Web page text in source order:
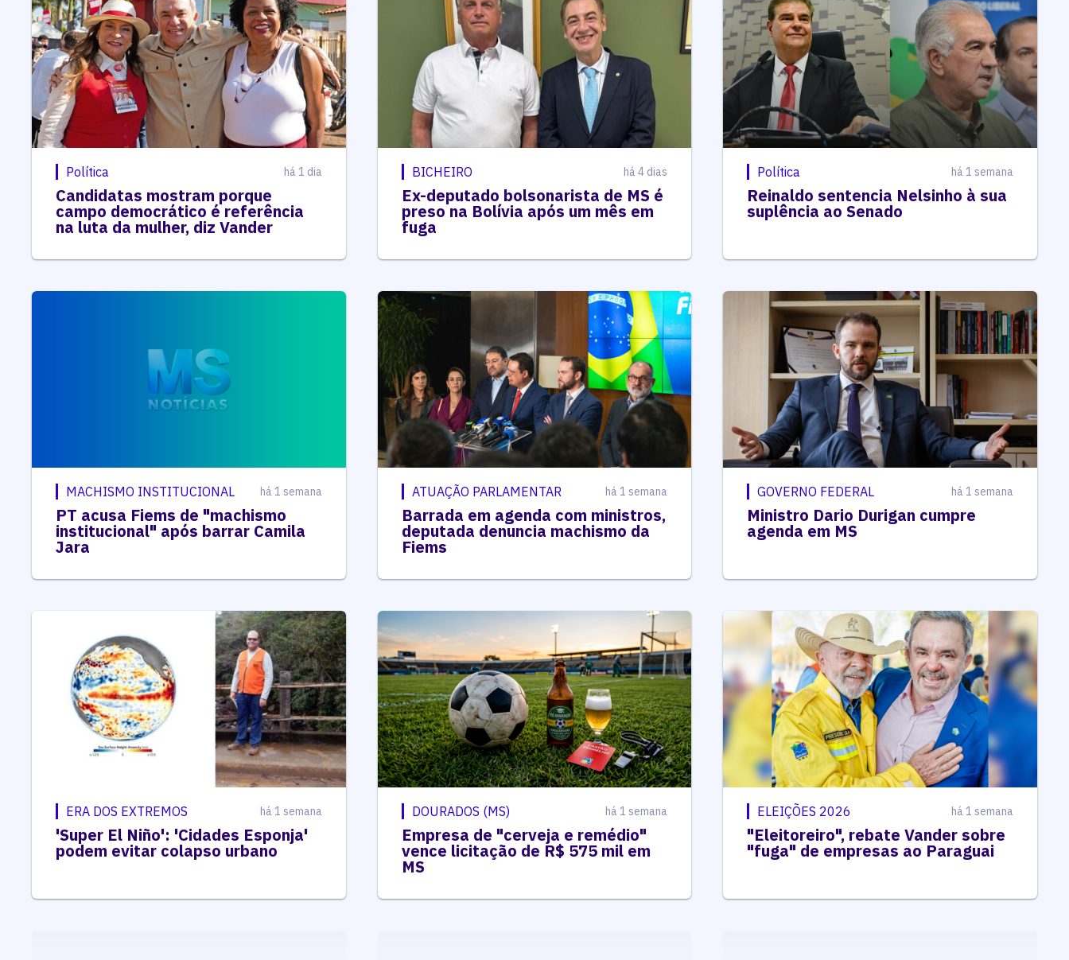
Política há 1 dia
Candidatas mostram porque
campo democrático é referência
na luta da mulher, diz Vander
BICHEIRO há 4 dias
Ex-deputado bolsonarista de MS é
preso na Bolívia após um mês em
fuga
Política há 1 semana
Reinaldo sentencia Nelsinho à sua
suplência ao Senado
MACHISMO INSTITUCIONAL há 1 semana
PT acusa Fiems de "machismo
institucional" após barrar Camila
Jara
ATUAÇÃO PARLAMENTAR há 1 semana
Barrada em agenda com ministros,
deputada denuncia machismo da
Fiems
GOVERNO FEDERAL há 1 semana
Ministro Dario Durigan cumpre
agenda em MS
ERA DOS EXTREMOS há 1 semana
'Super El Niño': 'Cidades Esponja'
podem evitar colapso urbano
DOURADOS (MS) há 1 semana
Empresa de "cerveja e remédio"
vence licitação de R$ 575 mil em
MS
ELEIÇÕES 2026 há 1 semana
"Eleitoreiro", rebate Vander sobre
"fuga" de empresas ao Paraguai